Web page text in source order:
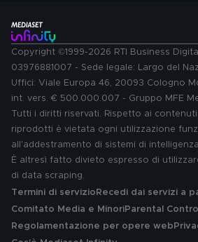
Copyright ©1999-2026 RTI Business
03976881007 - Sede legale: Largo del
Uffici: Viale Europa 46, 20093 Cologno
int. vers. € 500.000.007 - Gruppo MFE
Tutti i diritti riservati. Rispetto ai
riprodotti è vietata ogni utilizzazione
all'addestramento di sistemi di
È altresì fatto divieto espresso di
di data scraping.
Termini di servizio Recedi dai servizi a
Comitato Media e MinoriParental Control
Regolamentazione per opere web